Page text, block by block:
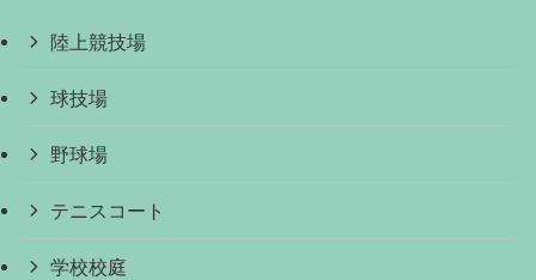
陸上競技場
球技場
野球場
テニスコート
学校校庭